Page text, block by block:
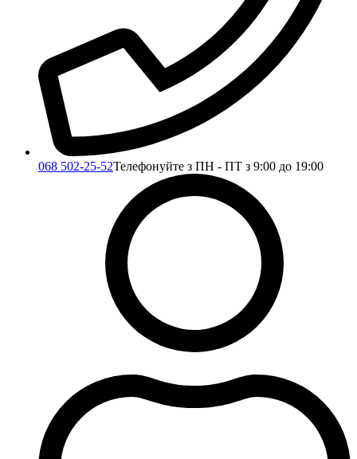
068 502-25-52Телефонуйте з ПН - ПТ з 9:00 до 19:00